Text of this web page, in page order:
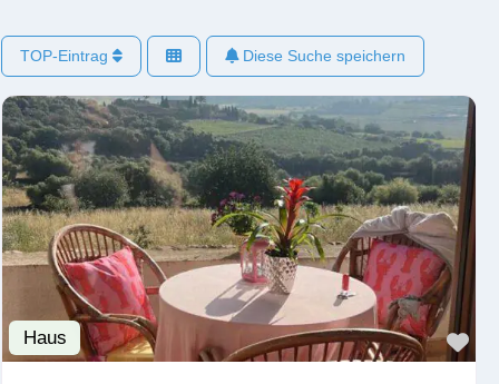
TOP-Eintrag Diese Suche speichern
Haus